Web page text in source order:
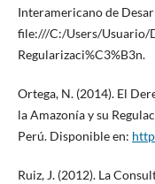
Interamericano de
file:///C:/Users/Usuario/
Regularizaci%C3%B3n.
Ortega, N. (2014). El
la Amazonía y su
Perú. Disponible en:
Ruiz, J. (2012). La